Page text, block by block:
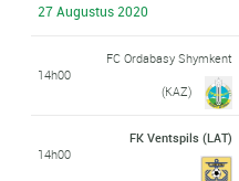
27 Augustus 2020
14h00
FC Ordabasy Shymkent
(KAZ)
14h00
FK Ventspils (LAT)